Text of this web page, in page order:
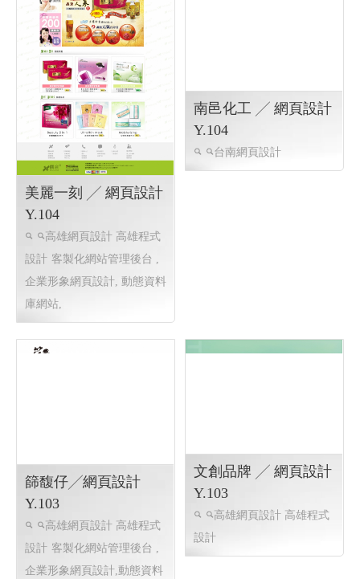
美麗一刻 ╱ 網頁設計
Y.104
高雄網頁設計 高雄程式
設計 客製化網站管理後台 ,
企業形象網頁設計, 動態資料
庫網站,
南邑化工 ╱ 網頁設計
Y.104
台南網頁設計
篩馥仔╱網頁設計
Y.103
高雄網頁設計 高雄程式
設計 客製化網站管理後台 ,
企業形象網頁設計,動態資料
文創品牌 ╱ 網頁設計
Y.103
高雄網頁設計 高雄程式
設計